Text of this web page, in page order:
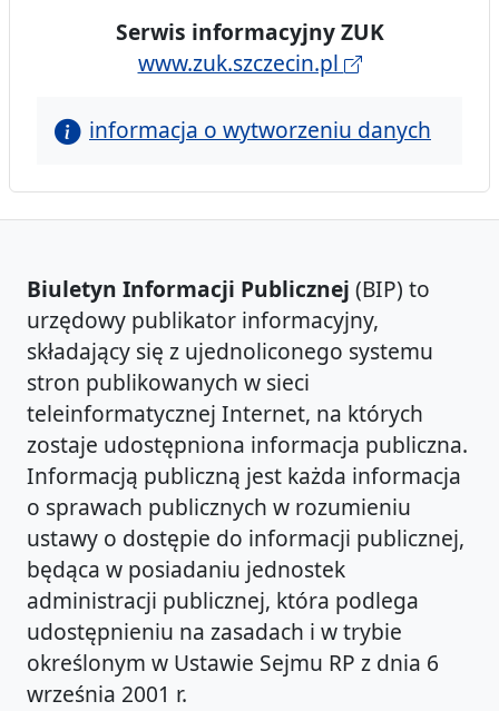
Serwis informacyjny ZUK
www.zuk.szczecin.pl
informacja o wytworzeniu danych
Biuletyn Informacji Publicznej (BIP) to
urzędowy publikator informacyjny,
składający się z ujednoliconego systemu
stron publikowanych w sieci
teleinformatycznej Internet, na których
zostaje udostępniona informacja publiczna.
Informacją publiczną jest każda informacja
o sprawach publicznych w rozumieniu
ustawy o dostępie do informacji publicznej,
będąca w posiadaniu jednostek
administracji publicznej, która podlega
udostępnieniu na zasadach i w trybie
określonym w Ustawie Sejmu RP z dnia 6
września 2001 r.